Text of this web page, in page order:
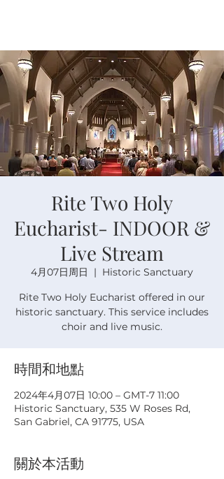
Rite Two Holy
Eucharist- INDOOR &
Live Stream
4月07日周日
  |
Historic Sanctuary
Rite Two Holy Eucharist offered in our
historic sanctuary. This service includes
choir and live music.
時間和地點
2024年4月07日 10:00 – GMT-7 11:00
Historic Sanctuary, 535 W Roses Rd,
San Gabriel, CA 91775, USA
關於本活動